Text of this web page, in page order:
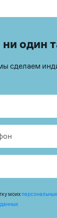
один
сделаем
моих